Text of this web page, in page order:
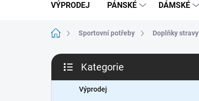
VÝPRODEJ PÁNSKÉ DÁMSKÉ
Domů Sportovní potřeby Doplňky stravy
P
s
kategorie
Kategorie
Výprodej